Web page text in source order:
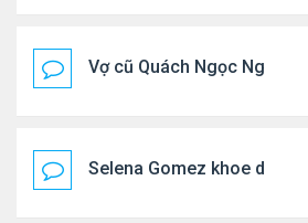
Vợ cũ Quách Ngọc
Selena Gomez khoe dáng